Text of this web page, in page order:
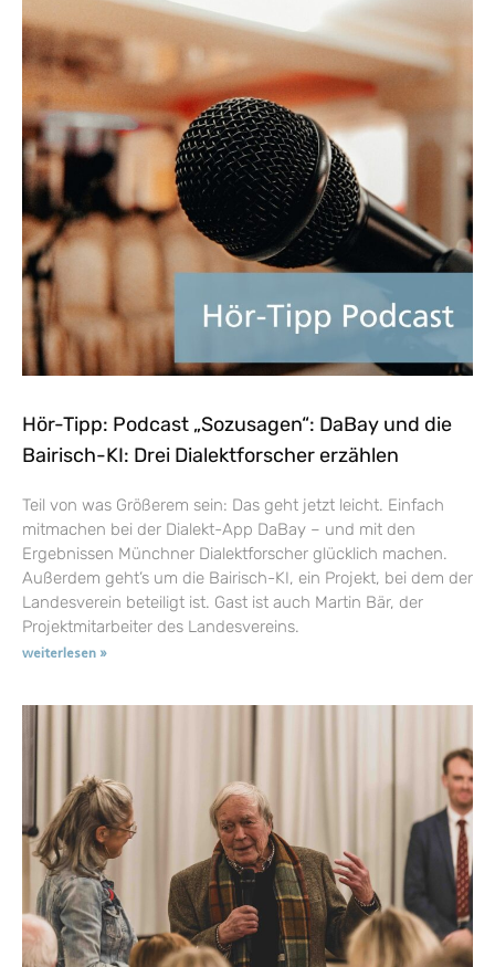
Hör-Tipp: Podcast „Sozusagen“: DaBay und die
Bairisch-KI: Drei Dialektforscher erzählen
Teil von was Größerem sein: Das geht jetzt leicht. Einfach
mitmachen bei der Dialekt-App DaBay – und mit den
Ergebnissen Münchner Dialektforscher glücklich machen.
Außerdem geht’s um die Bairisch-KI, ein Projekt, bei dem der
Landesverein beteiligt ist. Gast ist auch Martin Bär, der
Projektmitarbeiter des Landesvereins.
weiterlesen »